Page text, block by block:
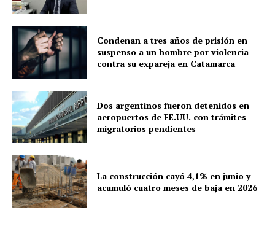
Condenan a tres años de prisión en
suspenso a un hombre por violencia
contra su expareja en Catamarca
Dos argentinos fueron detenidos en
aeropuertos de EE.UU. con trámites
migratorios pendientes
La construcción cayó 4,1% en junio y
acumuló cuatro meses de baja en 2026